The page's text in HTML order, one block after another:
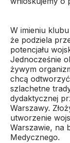
W imieniu
że podziela
potencjału
Jednocześnie
żywym
chcą
szlachetne
dydaktycznej
Warszawy.
utworzenie
Warszawie, na
Medycznego.